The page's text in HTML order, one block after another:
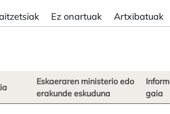
Ez onartuak Artxibatuak
Eskaeraren ministerio edo
erakunde eskuduna
gaia